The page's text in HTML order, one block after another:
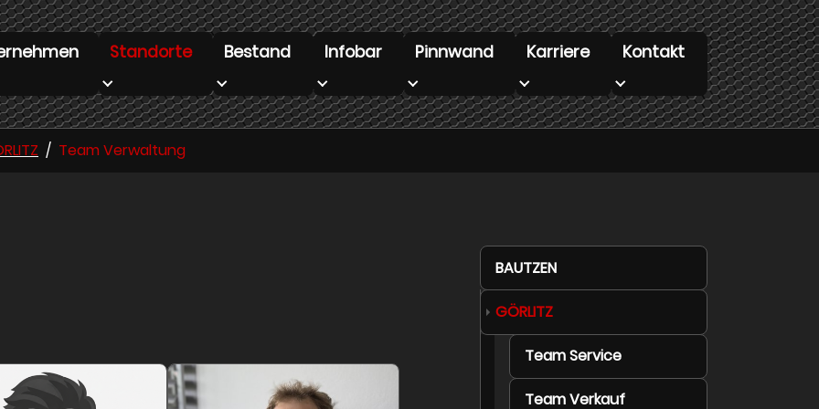
for "Unternehmen"
Standorte
Submenu for "Standorte"
Bestand
Submenu for "Bestand"
Infobar
Submenu for "Infobar"
Pinnwand
Submenu for "Pinnwand"
Karriere
Submenu for "Karriere"
Kontakt
Submenu for "Kontakt"
Team Verwaltung
BAUTZEN
GÖRLITZ
Team Service
Team Verkauf